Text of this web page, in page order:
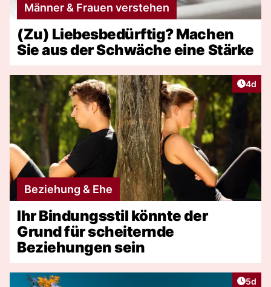
Männer & Frauen verstehen
(Zu) Liebesbedürftig? Machen
Sie aus der Schwäche eine Stärke
4d
Beziehung & Ehe
Ihr Bindungsstil könnte der
Grund für scheiternde
Beziehungen sein
5d